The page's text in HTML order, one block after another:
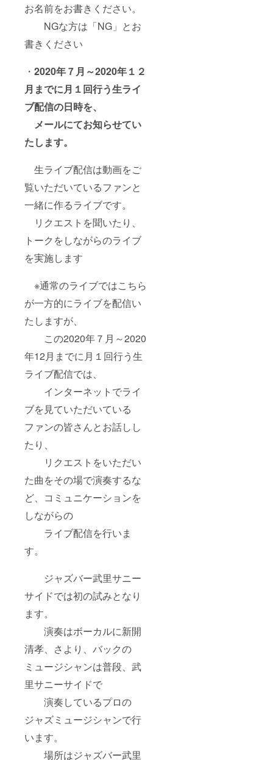
お名前をお書きください。
NGな方は「NG」とお
書きください
・ 2020年７月～2020年１２
月までに月１回行う生ライ
ブ配信の日時を、
メールにてお知らせてい
たします。
生ライブ配信は動画をご
覧いただいているファンと
一緒に作るライブです。
リクエストを聞いたり、
トークをしながらのライブ
を実施します
※通常のライブではこちら
が一方的にライブを配信い
たしますが、
この2020年７月～2020
年12月までに月１回行う生
ライブ配信では、
インターネットでライ
ブを見ていただいている
ファンの皆さんとお話しし
たり、
リクエストをいただい
た曲をその場で演奏するな
ど、コミュニケーションを
しながらの
ライブ配信を行いま
す。
ジャズバー武里サニー
サイドでは初の試みとなり
ます。
演奏はボーカルに新開
清孝、さより、バックの
ミュージシャンは普段、武
里サニーサイドで
演奏しているプロの
ジャズミュージシャンで行
います。
場所はジャズバー武里